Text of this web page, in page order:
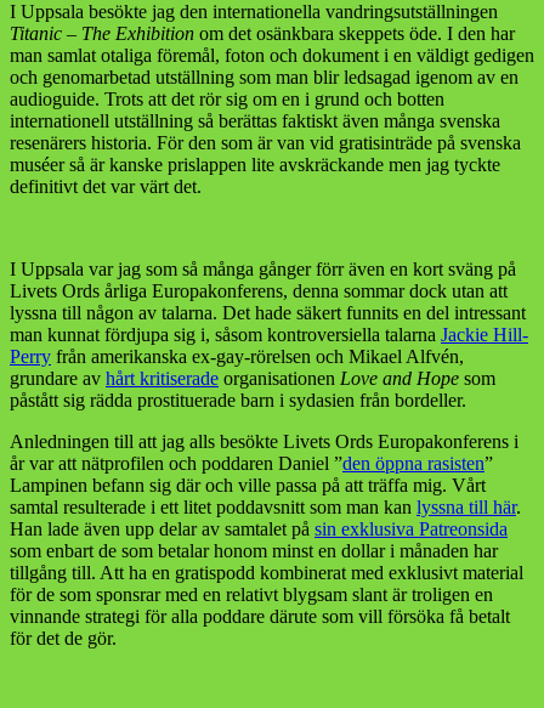
I Uppsala besökte jag den internationella vandringsutställningen
Titanic – The Exhibition om det osänkbara skeppets öde. I den har
man samlat otaliga föremål, foton och dokument i en väldigt gedigen
och genomarbetad utställning som man blir ledsagad igenom av en
audioguide. Trots att det rör sig om en i grund och botten
internationell utställning så berättas faktiskt även många svenska
resenärers historia. För den som är van vid gratisinträde på svenska
muséer så är kanske prislappen lite avskräckande men jag tyckte
definitivt det var värt det.
I Uppsala var jag som så många gånger förr även en kort sväng på
Livets Ords årliga Europakonferens, denna sommar dock utan att
lyssna till någon av talarna. Det hade säkert funnits en del intressant
man kunnat fördjupa sig i, såsom kontroversiella talarna Jackie Hill-
Perry från amerikanska ex-gay-rörelsen och Mikael Alfvén,
grundare av hårt kritiserade organisationen Love and Hope som
påstått sig rädda prostituerade barn i sydasien från bordeller.
Anledningen till att jag alls besökte Livets Ords Europakonferens i
år var att nätprofilen och poddaren Daniel ”den öppna rasisten”
Lampinen befann sig där och ville passa på att träffa mig. Vårt
samtal resulterade i ett litet poddavsnitt som man kan lyssna till här.
Han lade även upp delar av samtalet på sin exklusiva Patreonsida
som enbart de som betalar honom minst en dollar i månaden har
tillgång till. Att ha en gratispodd kombinerat med exklusivt material
för de som sponsrar med en relativt blygsam slant är troligen en
vinnande strategi för alla poddare därute som vill försöka få betalt
för det de gör.